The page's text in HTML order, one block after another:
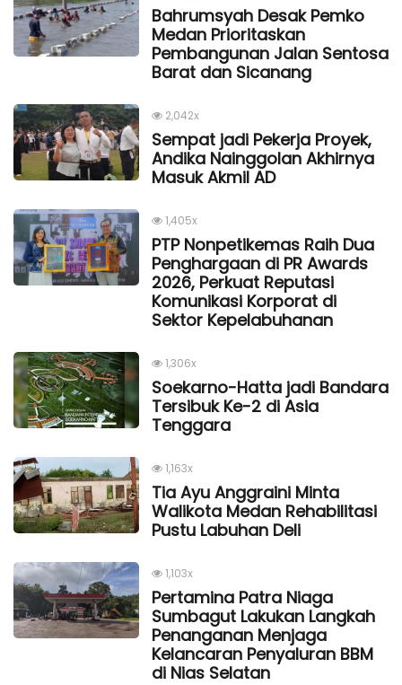
Bahrumsyah Desak Pemko
Medan Prioritaskan
Pembangunan Jalan Sentosa
Barat dan Sicanang
2,042x
Sempat jadi Pekerja Proyek,
Andika Nainggolan Akhirnya
Masuk Akmil AD
1,405x
PTP Nonpetikemas Raih Dua
Penghargaan di PR Awards
2026, Perkuat Reputasi
Komunikasi Korporat di
Sektor Kepelabuhanan
1,306x
Soekarno-Hatta jadi Bandara
Tersibuk Ke-2 di Asia
Tenggara
1,163x
Tia Ayu Anggraini Minta
Walikota Medan Rehabilitasi
Pustu Labuhan Deli
1,103x
Pertamina Patra Niaga
Sumbagut Lakukan Langkah
Penanganan Menjaga
Kelancaran Penyaluran BBM
di Nias Selatan